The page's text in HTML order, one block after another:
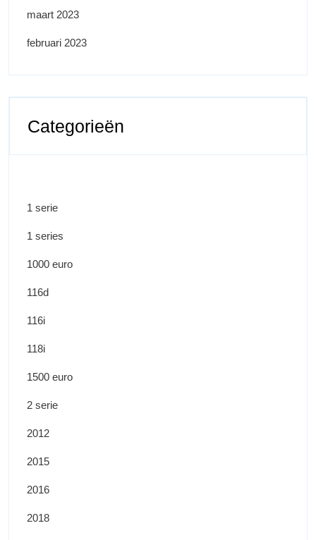
maart 2023
februari 2023
Categorieën
1 serie
1 series
1000 euro
116d
116i
118i
1500 euro
2 serie
2012
2015
2016
2018